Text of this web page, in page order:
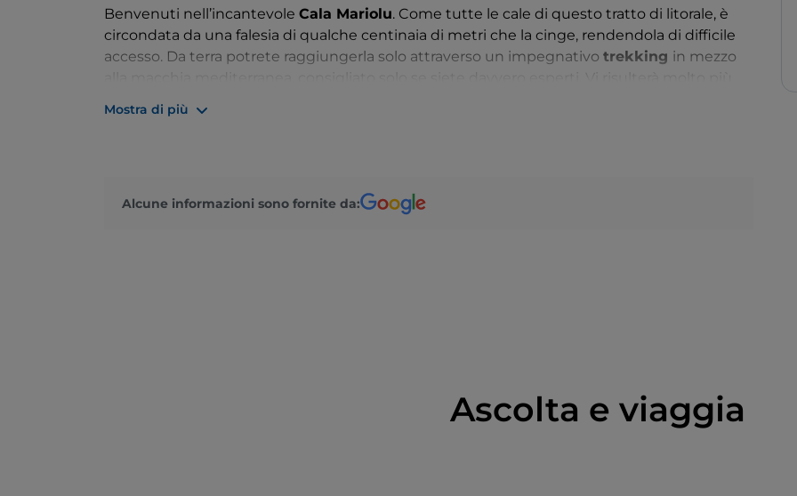
Benvenuti nell’incantevole Cala Mariolu. Come tutte le cale di questo tratto di litorale, è
circondata da una falesia di qualche centinaia di metri che la cinge, rendendola di difficile
accesso. Da terra potrete raggiungerla solo attraverso un impegnativo trekking in mezzo
Cala Gonone o Santa Maria Navarrese.
sotto lo sguardo di qualche falco pellegrino o cormorano in volo o di qualche delfino
solitario che di tanto in tanto non disdegna una visita in queste meravigliose acque.
Mostra di più
Alcune informazioni sono fornite da:
Ascolta e viaggia